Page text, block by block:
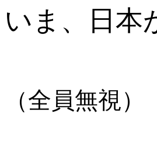
いま、日本
（全員無視）